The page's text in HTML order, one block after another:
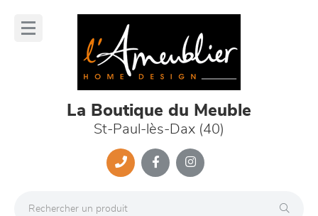
La Boutique du Meuble
St-Paul-lès-Dax (40)